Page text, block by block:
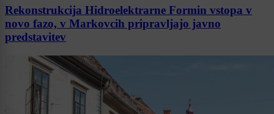
Rekonstrukcija Hidroelektrarne Formin vstopa v
novo fazo, v Markovcih pripravljajo javno
predstavitev